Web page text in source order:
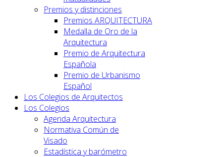
Premios y distinciones
Premios ARQUITECTURA
Medalla de Oro de la
Arquitectura
Premio de Arquitectura
Española
Premio de Urbanismo
Español
Los Colegios de Arquitectos
Los Colegios
Agenda Arquitectura
Normativa Común de
Visado
Estadística y barómetro